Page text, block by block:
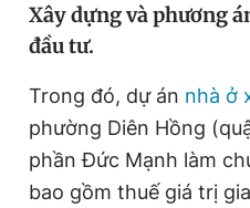
Tiện ích
Thông tin tòa soạn
Xây dựng và phương
đầu tư.
Trong đó, dự án nhà ở
phường Diên Hồng
phần Đức Mạnh làm
bao gồm thuế giá trị